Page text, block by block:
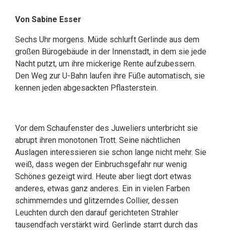
Von Sabine Esser
Sechs Uhr morgens. Müde schlurft Gerlinde aus dem
großen Bürogebäude in der Innenstadt, in dem sie jede
Nacht putzt, um ihre mickerige Rente aufzubessern.
Den Weg zur U-Bahn laufen ihre Füße automatisch, sie
kennen jeden abgesackten Pflasterstein.
Vor dem Schaufenster des Juweliers unterbricht sie
abrupt ihren monotonen Trott. Seine nächtlichen
Auslagen interessieren sie schon lange nicht mehr. Sie
weiß, dass wegen der Einbruchsgefahr nur wenig
Schönes gezeigt wird. Heute aber liegt dort etwas
anderes, etwas ganz anderes. Ein in vielen Farben
schimmerndes und glitzerndes Collier, dessen
Leuchten durch den darauf gerichteten Strahler
tausendfach verstärkt wird. Gerlinde starrt durch das